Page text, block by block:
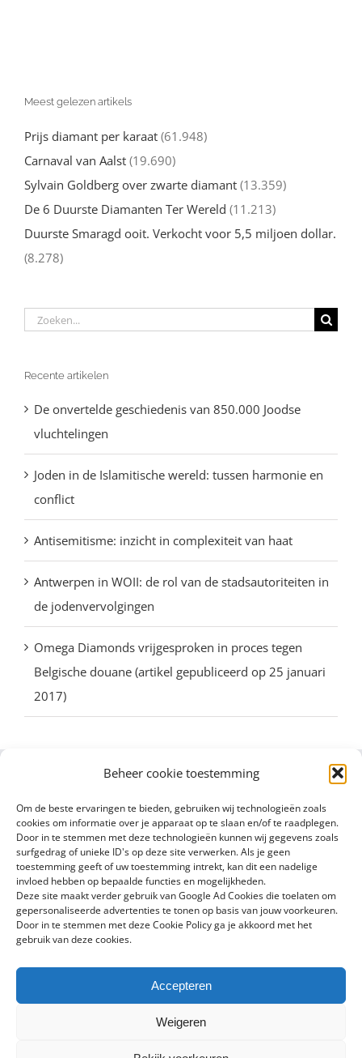
Beheer cookie toestemming
Om de beste ervaringen te bieden, gebruiken wij technologieën zoals
cookies om informatie over je apparaat op te slaan en/of te raadplegen.
Door in te stemmen met deze technologieën kunnen wij gegevens zoals
surfgedrag of unieke ID's op deze site verwerken. Als je geen
toestemming geeft of uw toestemming intrekt, kan dit een nadelige
invloed hebben op bepaalde functies en mogelijkheden.
Deze site maakt verder gebruik van Google Ad Cookies die toelaten om
gepersonaliseerde advertenties te tonen op basis van jouw voorkeuren.
Door in te stemmen met deze Cookie Policy ga je akkoord met het
gebruik van deze cookies.
Accepteren
Weigeren
Meest gelezen artikels
Prijs diamant per karaat (61.948)
Carnaval van Aalst (19.690)
Sylvain Goldberg over zwarte diamant (13.359)
De 6 Duurste Diamanten Ter Wereld (11.213)
Duurste Smaragd ooit. Verkocht voor 5,5 miljoen dollar.
(8.278)
Zoeken
Recente artikelen
De onvertelde geschiedenis van 850.000 Joodse
vluchtelingen
Joden in de Islamitische wereld: tussen harmonie en
conflict
Antisemitisme: inzicht in complexiteit van haat
Antwerpen in WOII: de rol van de stadsautoriteiten in
de jodenvervolgingen
Omega Diamonds vrijgesproken in proces tegen
Belgische douane (artikel gepubliceerd op 25 januari
2017)
Copyright 2016 - 2024 Sylvain Goldberg | All Rights Reserved |